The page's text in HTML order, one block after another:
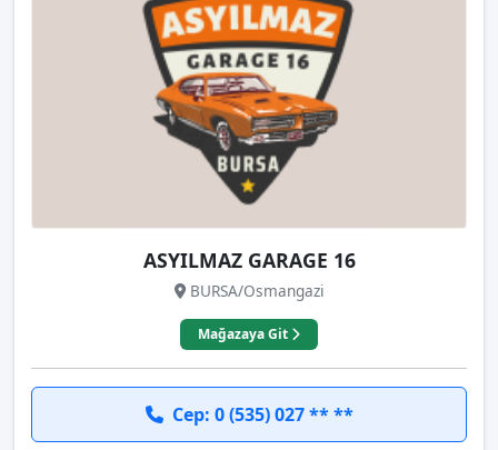
ASYILMAZ GARAGE 16
BURSA/Osmangazi
Mağazaya Git
Cep: 0 (535) 027 ** **